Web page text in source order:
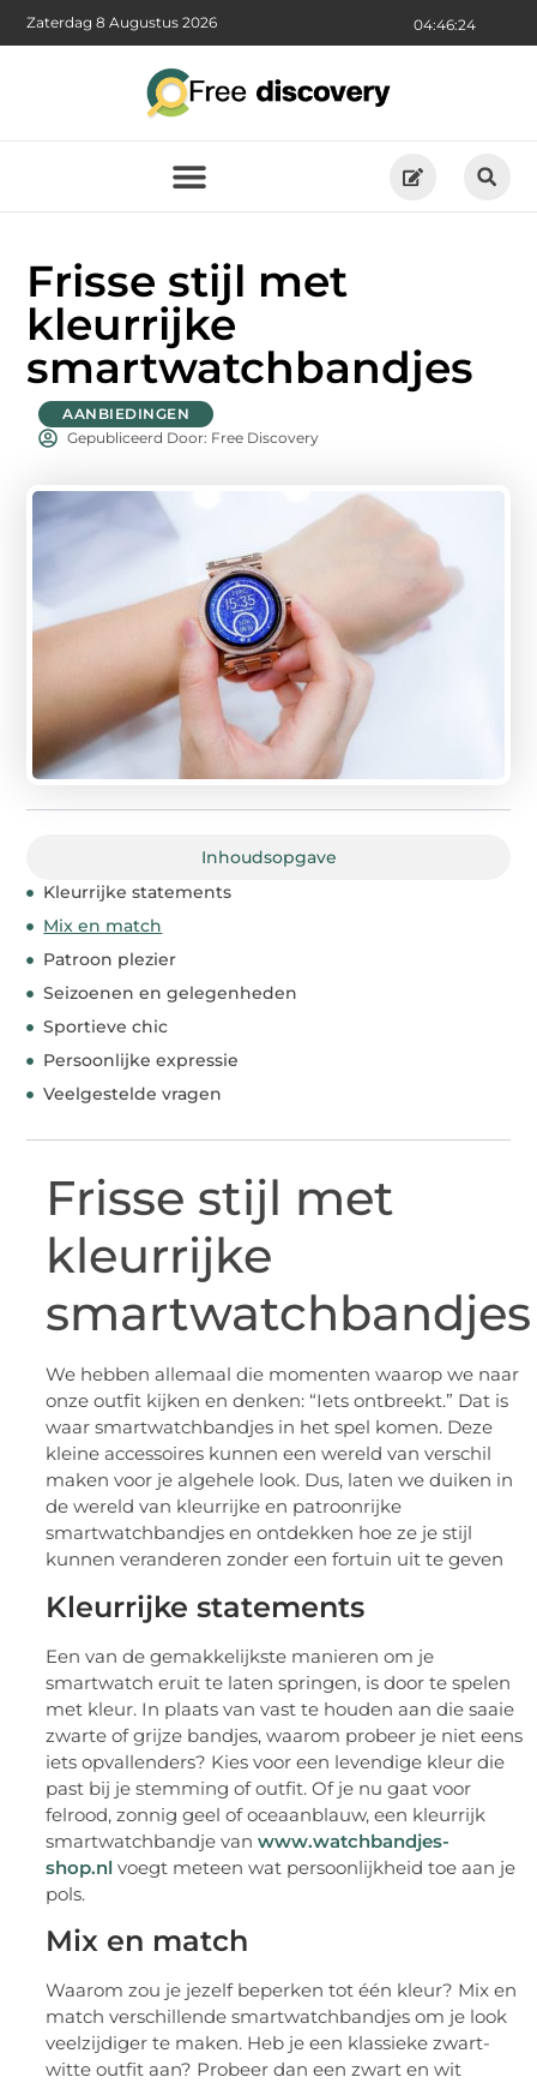
04:46:26
Zaterdag 8 Augustus 2026
Frisse stijl met
kleurrijke
smartwatchbandjes
AANBIEDINGEN
Gepubliceerd Door: Free Discovery
Inhoudsopgave
Kleurrijke statements
Mix en match
Patroon plezier
Seizoenen en gelegenheden
Sportieve chic
Persoonlijke expressie
Veelgestelde vragen
Frisse stijl met
kleurrijke
smartwatchbandjes
We hebben allemaal die momenten waarop we naar
onze outfit kijken en denken: “Iets ontbreekt.” Dat is
waar smartwatchbandjes in het spel komen. Deze
kleine accessoires kunnen een wereld van verschil
maken voor je algehele look. Dus, laten we duiken in
de wereld van kleurrijke en patroonrijke
smartwatchbandjes en ontdekken hoe ze je stijl
kunnen veranderen zonder een fortuin uit te geven
Kleurrijke statements
Een van de gemakkelijkste manieren om je
smartwatch eruit te laten springen, is door te spelen
met kleur. In plaats van vast te houden aan die saaie
zwarte of grijze bandjes, waarom probeer je niet eens
iets opvallenders? Kies voor een levendige kleur die
past bij je stemming of outfit. Of je nu gaat voor
felrood, zonnig geel of oceaanblauw, een kleurrijk
smartwatchbandje van www.watchbandjes-
shop.nl voegt meteen wat persoonlijkheid toe aan je
pols.
Mix en match
Waarom zou je jezelf beperken tot één kleur? Mix en
match verschillende smartwatchbandjes om je look
veelzijdiger te maken. Heb je een klassieke zwart-
witte outfit aan? Probeer dan een zwart en wit